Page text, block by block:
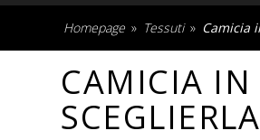
Homepage » Tessuti » Camicia
CAMICIA IN